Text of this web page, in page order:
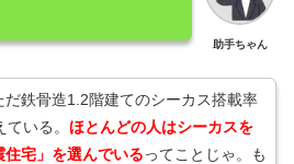
助手ちゃん
だ鉄骨造1.2階建てのシーカス搭載率
いる。 ほとんどの人はシーカスを
住宅」を選んでいるってことじゃ。も